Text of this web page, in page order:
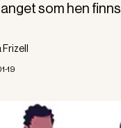
som hen
Frizell
19